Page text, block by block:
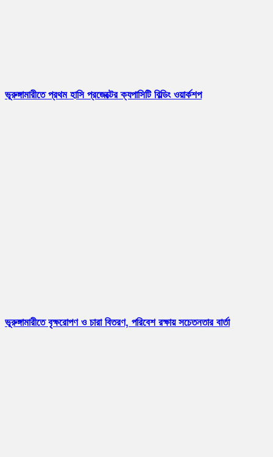
ভূরুঙ্গামারীতে প্রথম হাসি প্রজেক্টের ক্যপাসিটি বিল্ডিং ওয়ার্কশপ
ভূরুঙ্গামারীতে বৃক্ষরোপণ ও চারা বিতরণ, পরিবেশ রক্ষায় সচেতনতার বার্তা